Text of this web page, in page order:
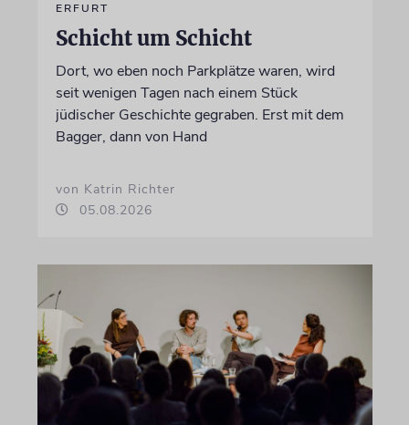
ERFURT
Schicht um Schicht
Dort, wo eben noch Parkplätze waren, wird
seit wenigen Tagen nach einem Stück
jüdischer Geschichte gegraben. Erst mit dem
Bagger, dann von Hand
von Katrin Richter
05.08.2026